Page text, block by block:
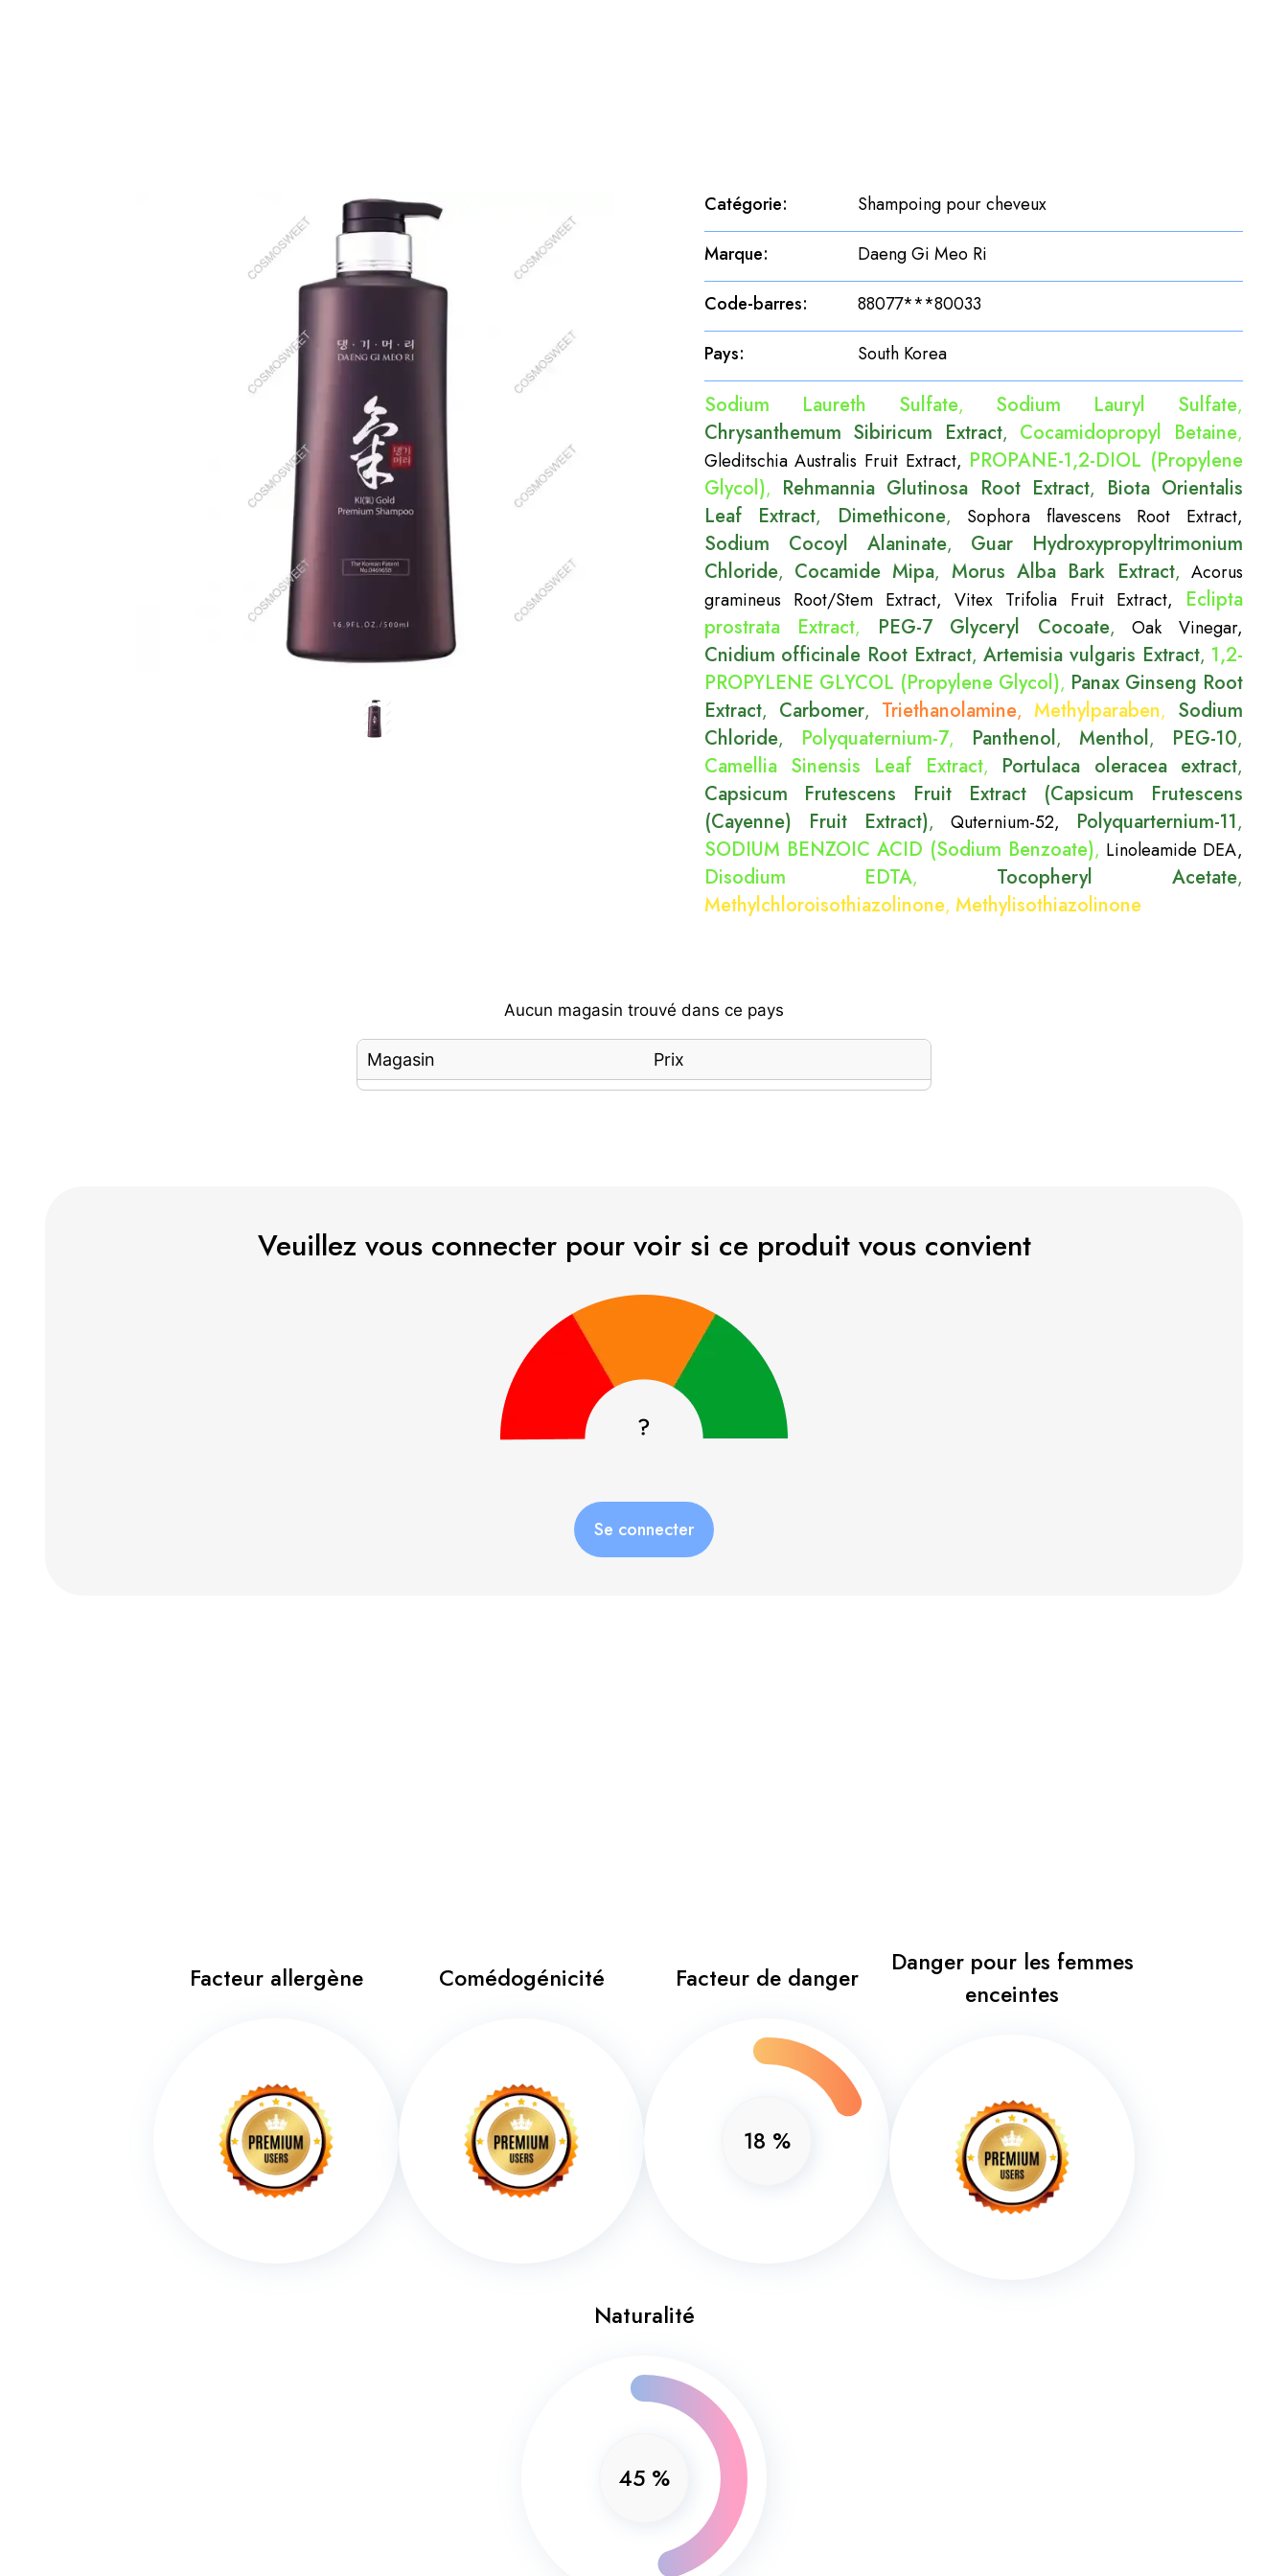
Catégorie:
Shampoing pour cheveux
Marque:
Daeng Gi Meo Ri
Code-barres:
88077***80033
Pays: South Korea
Sodium Laureth Sulfate, Sodium Lauryl Sulfate,
Chrysanthemum Sibiricum Extract, Cocamidopropyl Betaine,
Gleditschia Australis Fruit Extract, PROPANE-1,2-DIOL (Propylene
Glycol), Rehmannia Glutinosa Root Extract, Biota Orientalis
Leaf Extract, Dimethicone, Sophora flavescens Root Extract,
Sodium Cocoyl Alaninate, Guar Hydroxypropyltrimonium
Chloride, Cocamide Mipa, Morus Alba Bark Extract,Acorus
gramineus Root/Stem Extract,Vitex Trifolia Fruit Extract, Eclipta
prostrata Extract, PEG-7 Glyceryl Cocoate,Oak Vinegar,
Cnidium officinale Root Extract,Artemisia vulgaris Extract, 1,2-
PROPYLENE GLYCOL (Propylene Glycol), Panax Ginseng Root
Extract, Carbomer, Triethanolamine, Methylparaben, Sodium
Chloride, Polyquaternium-7, Panthenol, Menthol, PEG-10,
Camellia Sinensis Leaf Extract, Portulaca oleracea extract,
Capsicum Frutescens Fruit Extract (Capsicum Frutescens
(Cayenne) Fruit Extract), Quternium-52, Polyquarternium-11,
SODIUM BENZOIC ACID (Sodium Benzoate), Linoleamide DEA,
Disodium EDTA, Tocopheryl Acetate,
Methylchloroisothiazolinone, Methylisothiazolinone
Aucun magasin trouvé dans ce pays
Magasin Prix
Veuillez vous connecter pour voir si ce produit vous convient
Se connecter
Facteur allergène Comédogénicité Facteur de danger
18 %
Danger pour les femmes
enceintes
Naturalité
45 %